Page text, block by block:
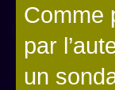
Comme
par
un